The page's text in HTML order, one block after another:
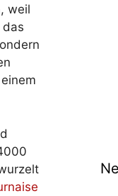
weil